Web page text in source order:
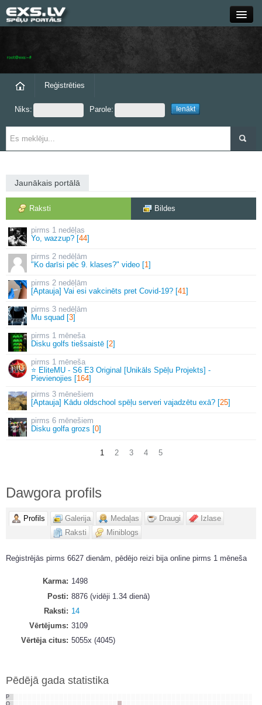
Grupas
Reģistrēties
Niks: Parole:
Jaunākais portālā
Raksti Bildes
1 nedēļas
Yo, wazzup? [44]
2 nedēļām
"Ko darīsi pēc 9. klases?" video [1]
2 nedēļām
[Aptauja] Vai esi vakcinēts pret Covid-19? [41]
3 nedēļām
Mu squad [3]
1 mēneša
Disku golfs tiešsaistē [2]
1 mēneša
⭐ EliteMU - S6 E3 Original [Unikāls Spēļu Projekts] -
Pievienojies [164]
3 mēnešiem
[Aptauja] Kādu oldschool spēļu serveri vajadzētu exā? [25]
6 mēnešiem
Disku golfa grozs [0]
1 2 3 4 5
Dawgora profils
Profils Galerija Medaļas Draugi
Izlase
Raksti
Miniblogs
Reģistrējās pirms 6627 dienām, pēdējo reizi bija online pirms 1 mēneša
Karma
1498
Posti
8876 (vidēji 1.34 dienā)
Raksti
14
Vērtējums
3109
Vērtēja citus
5055x (4045)
Pēdējā gada statistika
P
O